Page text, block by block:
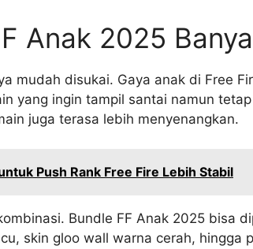
Anak 2025
mudah disukai. Gaya anak di Free
yang ingin tampil santai namun
juga terasa lebih menyenangkan.
Push Rank Free Fire Lebih Stabil
Bundle FF Anak 2025 bisa
skin gloo wall warna cerah, hingga